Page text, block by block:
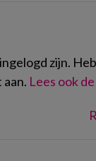
zijn.
Lees ook